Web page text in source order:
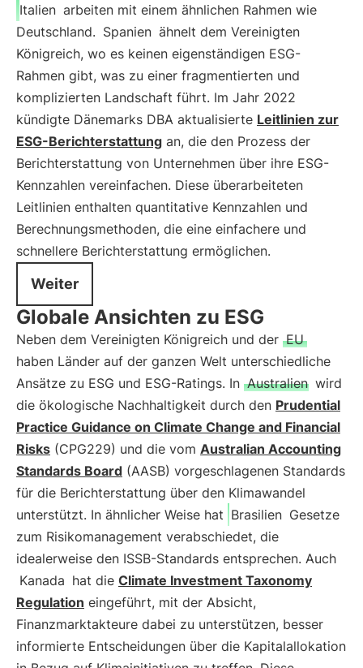
Italien arbeiten mit einem ähnlichen Rahmen wie
Deutschland. Spanien ähnelt dem Vereinigten
Königreich, wo es keinen eigenständigen ESG-
Rahmen gibt, was zu einer fragmentierten und
komplizierten Landschaft führt. Im Jahr 2022
kündigte Dänemarks DBA aktualisierte Leitlinien zur
ESG-Berichterstattung an, die den Prozess der
Berichterstattung von Unternehmen über ihre ESG-
Kennzahlen vereinfachen. Diese überarbeiteten
Leitlinien enthalten quantitative Kennzahlen und
Berechnungsmethoden, die eine einfachere und
schnellere Berichterstattung ermöglichen.
Weiter
Globale Ansichten zu ESG
Neben dem Vereinigten Königreich und der EU
haben Länder auf der ganzen Welt unterschiedliche
Ansätze zu ESG und ESG-Ratings. In Australien wird
die ökologische Nachhaltigkeit durch den Prudential
Practice Guidance on Climate Change and Financial
Risks (CPG229) und die vom Australian Accounting
Standards Board (AASB) vorgeschlagenen Standards
für die Berichterstattung über den Klimawandel
unterstützt. In ähnlicher Weise hat Brasilien Gesetze
zum Risikomanagement verabschiedet, die
idealerweise den ISSB-Standards entsprechen. Auch
Kanada hat die Climate Investment Taxonomy
Regulation eingeführt, mit der Absicht,
Finanzmarktakteure dabei zu unterstützen, besser
informierte Entscheidungen über die Kapitalallokation